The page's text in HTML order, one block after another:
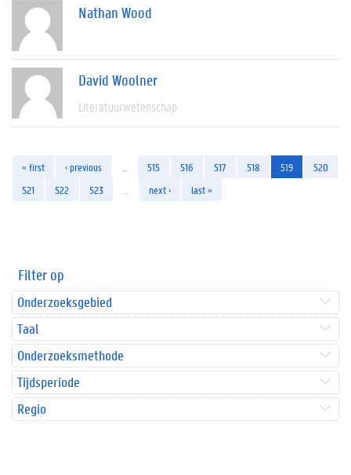
Nathan Wood
David Woolner
Literatuurwetenschap
« first ‹ previous 515 516 517 518 519
520
521
522 523 next › last »
Filter op
Onderzoeksgebied
Taal
Onderzoeksmethode
Tijdsperiode
Regio